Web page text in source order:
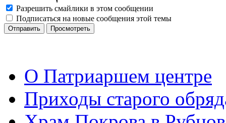
Разрешить смайлики в этом сообщении
Подписаться на новые сообщения этой темы
О Патриаршем центре
Приходы старого